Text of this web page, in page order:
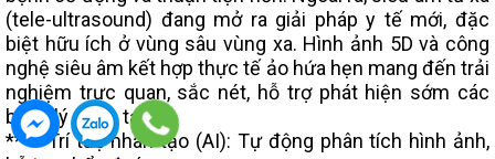
(tele-ultrasound) đang mở ra giải pháp y tế mới, đặc
biệt hữu ích ở vùng sâu vùng xa. Hình ảnh 5D và công
nghệ siêu âm kết hợp thực tế ảo hứa hẹn mang đến trải
nghiệm trực quan, sắc nét, hỗ trợ phát hiện sớm các
bệnh lý phức tạp.
**** Trí tuệ nhân tạo (AI): Tự động phân tích hình ảnh,